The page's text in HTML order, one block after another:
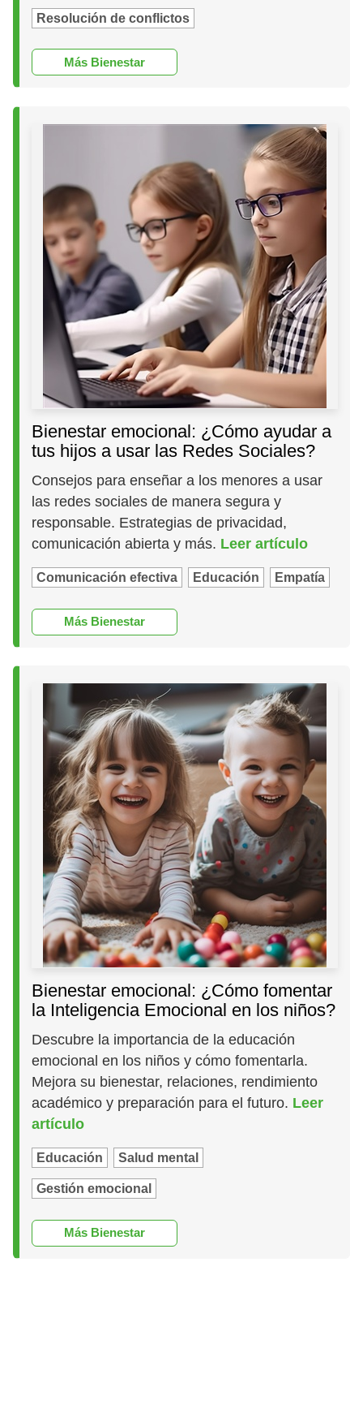
Resolución de conflictos
Más Bienestar
Bienestar emocional: ¿Cómo ayudar a
tus hijos a usar las Redes Sociales?
Consejos para enseñar a los menores a usar
las redes sociales de manera segura y
responsable. Estrategias de privacidad,
comunicación abierta y más. Leer artículo
Comunicación efectiva Educación Empatía
Más Bienestar
Bienestar emocional: ¿Cómo fomentar
la Inteligencia Emocional en los niños?
Descubre la importancia de la educación
emocional en los niños y cómo fomentarla.
Mejora su bienestar, relaciones, rendimiento
académico y preparación para el futuro. Leer
artículo
Educación Salud mental
Gestión emocional
Más Bienestar